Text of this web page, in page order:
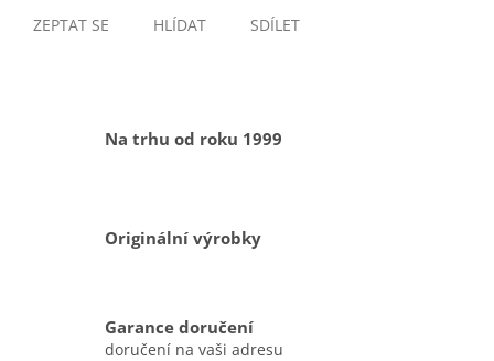
ZEPTAT SE HLÍDAT SDÍLET
Na trhu od roku 1999
Originální výrobky
Garance doručení
doručení na vaši adresu